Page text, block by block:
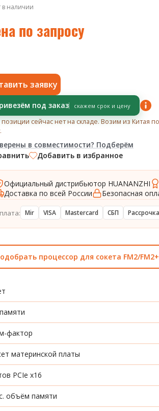
в наличии
по запросу
заявку
под заказ скажем срок и цену
сейчас нет на складе. Возим из Китая
в совместимости? Подберём
Добавить в избранное
Официальный дистрибьютор HUANANZHI
Доставка по всей России
Безопасная
Mir VISA Mastercard СБП Рассрочка
процессор для сокета FM2/FM2+
фактор
материнской платы
PCIe x16
объём памяти